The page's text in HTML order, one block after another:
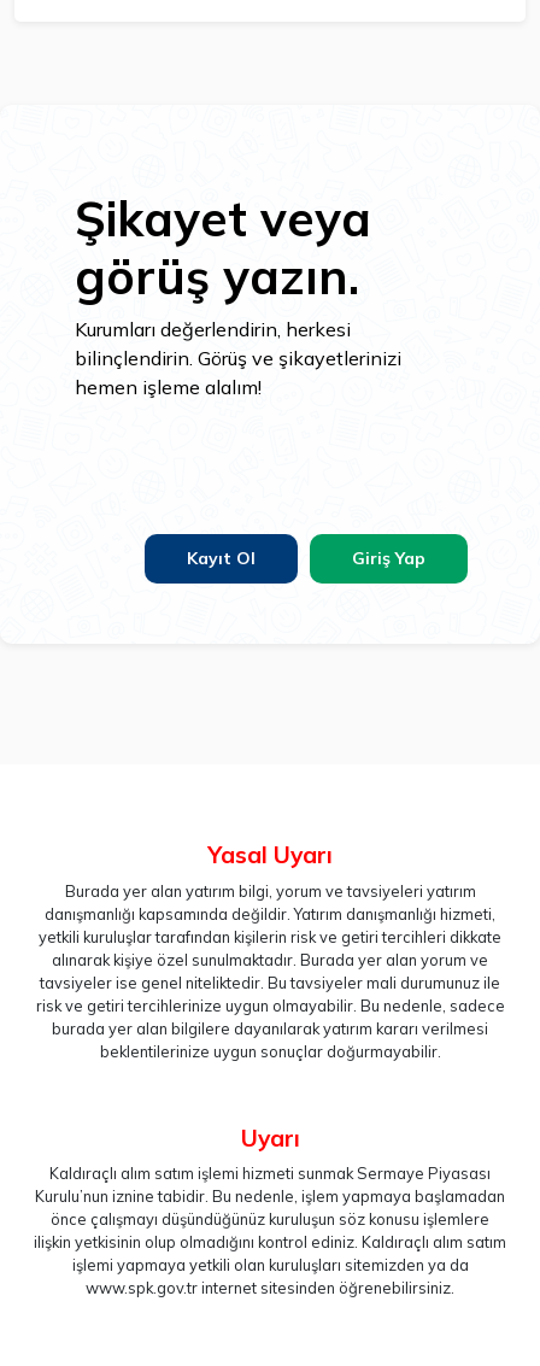
Şikayet veya
görüş yazın.
Kurumları değerlendirin, herkesi
bilinçlendirin. Görüş ve şikayetlerinizi
hemen işleme alalım!
Kayıt Ol Giriş Yap
Yasal Uyarı
Burada yer alan yatırım bilgi, yorum ve tavsiyeleri yatırım
danışmanlığı kapsamında değildir. Yatırım danışmanlığı hizmeti,
yetkili kuruluşlar tarafından kişilerin risk ve getiri tercihleri dikkate
alınarak kişiye özel sunulmaktadır. Burada yer alan yorum ve
tavsiyeler ise genel niteliktedir. Bu tavsiyeler mali durumunuz ile
risk ve getiri tercihlerinize uygun olmayabilir. Bu nedenle, sadece
burada yer alan bilgilere dayanılarak yatırım kararı verilmesi
beklentilerinize uygun sonuçlar doğurmayabilir.
Uyarı
Kaldıraçlı alım satım işlemi hizmeti sunmak Sermaye Piyasası
Kurulu’nun iznine tabidir. Bu nedenle, işlem yapmaya başlamadan
önce çalışmayı düşündüğünüz kuruluşun söz konusu işlemlere
ilişkin yetkisinin olup olmadığını kontrol ediniz. Kaldıraçlı alım satım
işlemi yapmaya yetkili olan kuruluşları sitemizden ya da
www.spk.gov.trinternet sitesinden öğrenebilirsiniz.